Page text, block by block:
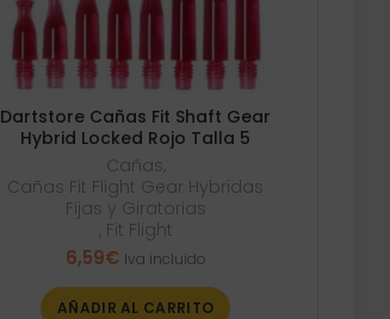
Dartstore Cañas Fit Shaft Gear
Hybrid Locked Rojo Talla 5
Cañas,
Cañas Fit Flight Gear Hybridas
Fijas y Giratorias
, Fit Flight
6,59€ Iva incluido
AÑADIR AL CARRITO